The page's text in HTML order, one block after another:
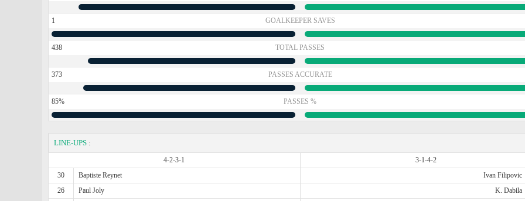
1 GOALKEEPER SAVES
438 TOTAL PASSES
373 PASSES ACCURATE
85% PASSES %
LINE-UPS :
4-2-3-1
3-1-4-2
30
Baptiste Reynet
Ivan Filipovic
26
Paul Joly
K. Dabila